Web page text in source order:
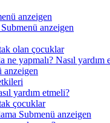
anzeigen
Submenü anzeigen
olan çocuklar
ne yapmalı? Nasıl yardım
anzeigen
yardım etmeli?
çocuklar
Submenü anzeigen